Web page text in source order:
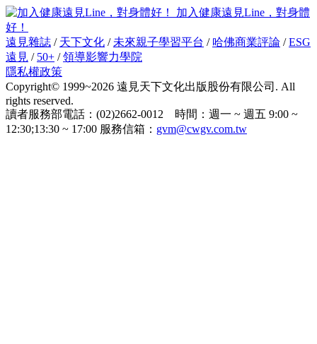
加入健康遠見Line，對身體
好！
遠見雜誌 / 天下文化 / 未來親子學習平台 / 哈佛商業評論 /ESG
遠見 / 50+ /領導影響力學院
隱私權政策
Copyright© 1999~2026 遠見天下文化出版股份有限公司. All
rights reserved.
讀者服務部電話：(02)2662-0012 時間：週一 ~ 週五 9:00 ~
12:30;13:30 ~ 17:00 服務信箱： gvm@cwgv.com.tw